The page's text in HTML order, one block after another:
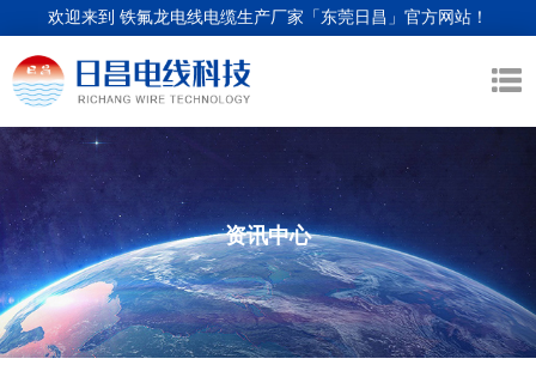
欢迎来到 铁氟龙电线电缆生产厂家「东莞日昌」官方网站！
资讯中心